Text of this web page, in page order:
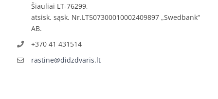
Šiauliai LT-76299,
atsisk. sąsk. Nr.LT507300010002409897 „Swedbank“
AB.
+370 41 431514
rastine@didzdvaris.lt